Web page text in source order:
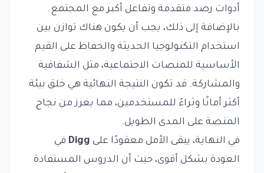
أدوات رصد متقدمة وتفاعل أكبر مع المجتمع.
بالإضافة إلى ذلك، يجب أن يكون هناك توازن بين
استخدام التكنولوجيا الحديثة والحفاظ على القيم
الأساسية للمنصات الاجتماعية، مثل الشفافية
والمشاركة. قد تكون النتيجة النهائية هي خلق بيئة
أكثر أمانًا وثراءً للمستخدمين، مما يعزز من نجاح
المنصة على المدى الطويل.
في النهاية، يبقى الأمل معقودًا على Digg في
العودة بشكل أقوى، حيث أن الدروس المستفادة